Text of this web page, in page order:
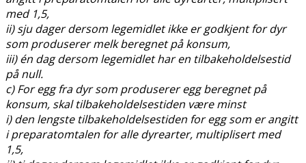
med 1,5,
ii) sju dager dersom legemidlet ikke er godkjent for dyr
som produserer melk beregnet på konsum,
iii) én dag dersom legemidlet har en tilbakeholdelsestid
på null.
c) For egg fra dyr som produserer egg beregnet på
konsum, skal tilbakeholdelsestiden være minst
i) den lengste tilbakeholdelsestiden for egg som er angitt
i preparatomtalen for alle dyrearter, multiplisert med
1,5,